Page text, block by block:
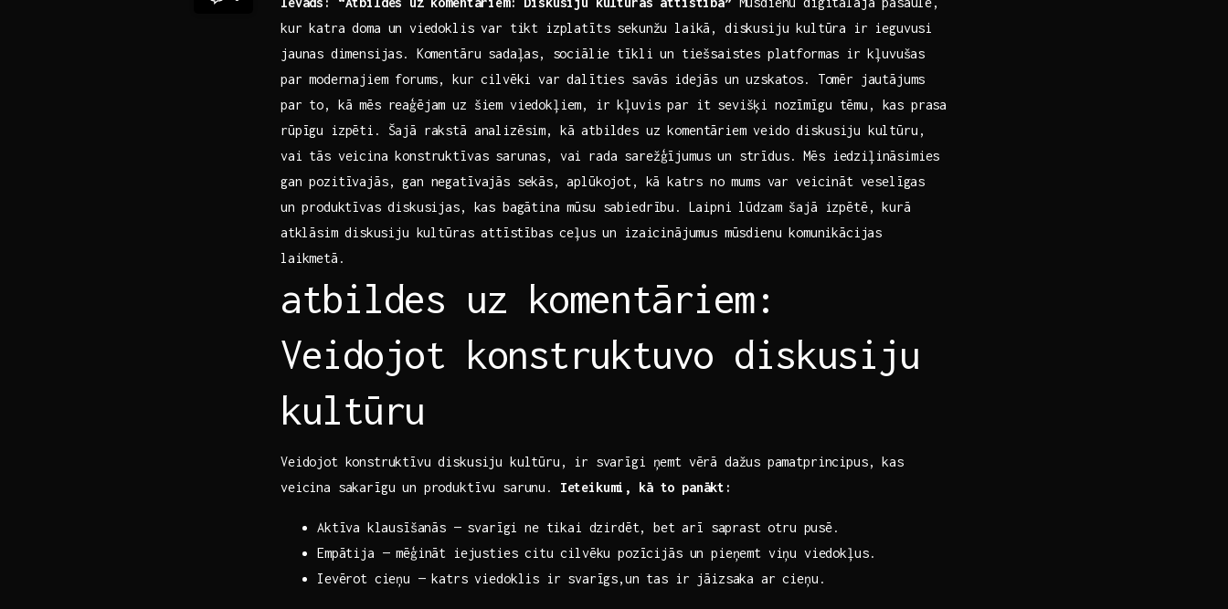
kur katra doma un ⁣viedoklis var tikt izplatīts sekunžu laikā, diskusiju ⁢kultūra ir ieguvusi⁢
jaunas⁢ dimensijas.‍ Komentāru sadaļas, ⁤sociālie tīkli un ‍tiešsaistes platformas ir ⁢kļuvušas
par ⁣modernajiem forums, kur cilvēki⁤ var dalīties savās‌ idejās un uzskatos. Tomēr jautājums⁤
par to, kā mēs‌ reaģējam uz šiem viedokļiem, ir kļuvis par it sevišķi nozīmīgu‍ tēmu, kas prasa
rūpīgu izpēti.‍ Šajā rakstā analizēsim, kā atbildes uz komentāriem veido diskusiju ⁣kultūru,
vai tās veicina konstruktīvas sarunas, vai rada sarežģījumus un strīdus. Mēs iedziļināsimies
‍gan pozitīvajās, gan negatīvajās sekās,⁢ aplūkojot, ⁤kā ⁤katrs no mums var veicināt veselīgas​
un⁢ produktīvas ‍diskusijas, kas​ bagātina mūsu sabiedrību. ⁢Laipni lūdzam šajā izpētē, ⁣kurā
⁢atklāsim ⁢diskusiju kultūras​ attīstības ceļus un izaicinājumus mūsdienu⁢ komunikācijas
laikmetā.
atbildes ‌uz komentāriem:
Veidojot konstruktuvo diskusiju
kultūru
Veidojot konstruktīvu ‌diskusiju‍ kultūru,⁤ ir svarīgi ņemt vērā dažus⁣ pamatprincipus, kas
veicina sakarīgu un produktīvu ‍sarunu. Ieteikumi, kā to panākt:
Aktīva⁤ klausīšanās ​— ⁢svarīgi ne tikai dzirdēt, bet ⁤arī saprast otru‍ pusē.
Empātija — mēģināt iejusties ⁤citu cilvēku pozīcijās un pieņemt viņu viedokļus.
Ievērot cieņu —​ katrs viedoklis‌ ir ⁤svarīgs,un tas ir jāizsaka ar ‍cieņu.